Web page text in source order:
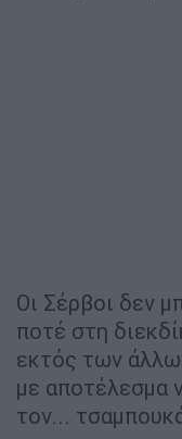
Οι Σέρβοι δεν
ποτέ στη
εκτός των
με αποτέλεσμα
τον...